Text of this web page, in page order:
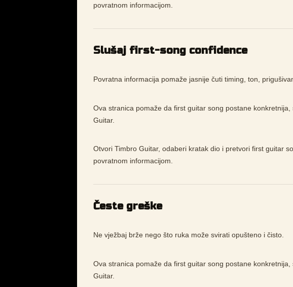
povratnom informacijom.
Slušaj first-song confidence
Povratna informacija pomaže jasnije čuti timing, ton,
Ova stranica pomaže da first guitar song postane
Guitar.
Otvori Timbro Guitar, odaberi kratak dio i pretvori first guitar
povratnom informacijom.
Česte greške
Ne vježbaj brže nego što ruka može svirati opušteno i čisto.
Ova stranica pomaže da first guitar song postane
Guitar.